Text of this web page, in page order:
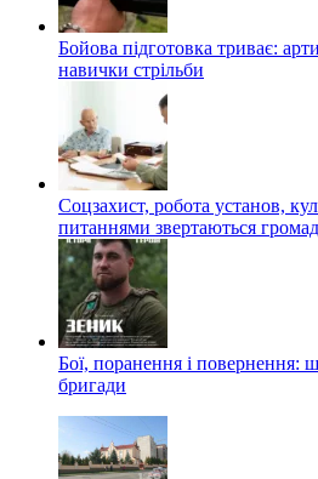
Бойова підготовка триває:
навички стрільби
Соцзахист, робота установ,
питаннями звертаються
Бої, поранення і повернення:
бригади